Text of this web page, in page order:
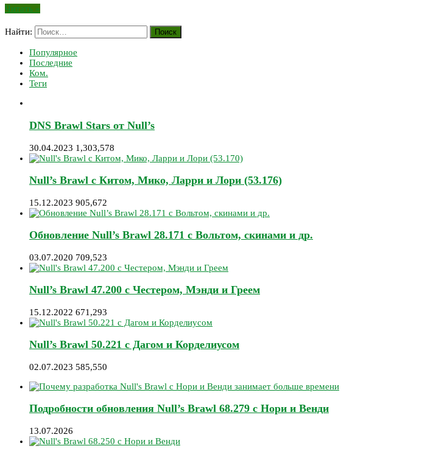
Читать »
Найти:
Популярное
Последние
Ком.
Теги
DNS Brawl Stars от Null’s
30.04.2023 1,303,578
Null’s Brawl с Китом, Мико, Ларри и Лори (53.176)
15.12.2023 905,672
Обновление Null’s Brawl 28.171 с Вольтом, скинами и др.
03.07.2020 709,523
Null’s Brawl 47.200 с Честером, Мэнди и Греем
15.12.2022 671,293
Null’s Brawl 50.221 с Дагом и Корделиусом
02.07.2023 585,550
Подробности обновления Null’s Brawl 68.279 с Нори и Венди
13.07.2026